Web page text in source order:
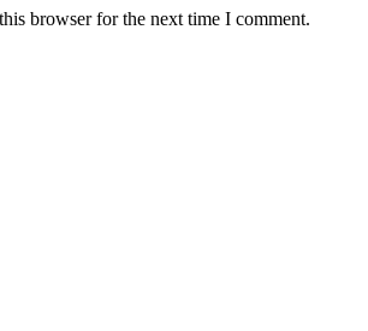
browser for the next time I comment.